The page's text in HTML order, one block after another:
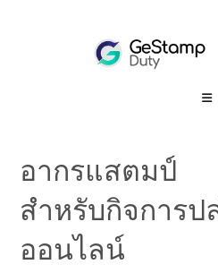
อากรแสตมป์
สำหรับกิจการป
ออนไลน์